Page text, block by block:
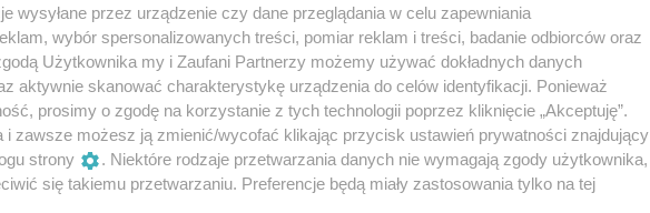
zdarzenia. Około godziny 22:00 służby ratunkowe
o zaginięciu nastolatka w rzece Prośnie.
Reklama
i stracił przytomność. Nie żyje 49-latek
nad wodą, w tym sezonie w powiecie gnieźnieńskim.
wysyłane przez urządzenie czy dane przeglądania w celu zapewniania
wybór spersonalizowanych treści, pomiar reklam i treści, badanie odbiorców oraz
Użytkownika my i Zaufani Partnerzy możemy używać dokładnych danych
aktywnie skanować charakterystykę urządzenia do celów identyfikacji. Ponieważ
prosimy o zgodę na korzystanie z tych technologii poprzez kliknięcie „Akceptuję”.
i zawsze możesz ją zmienić/wycofać klikając przycisk ustawień prywatności znajdujący
strony
. Niektóre rodzaje przetwarzania danych nie wymagają zgody użytkownika,
się takiemu przetwarzaniu. Preferencje będą miały zastosowania tylko na tej